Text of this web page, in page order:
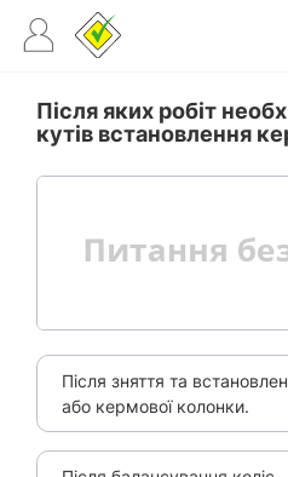
Після яких робіт
кутів встановлення
Після зняття та
або кермової колонки.